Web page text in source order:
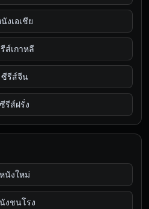
งเอเชีย
ส์เกาหลี
ซีรีส์จีน
ซีรีส์ฝรั่ง
หนังใหม่
งชนโรง